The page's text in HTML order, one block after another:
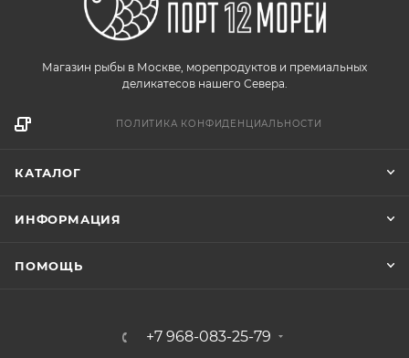
Магазин рыбы в Москве, морепродуктов и премиальных
деликатесов нашего Севера.
ПОЛИТИКА КОНФИДЕНЦИАЛЬНОСТИ
КАТАЛОГ
ИНФОРМАЦИЯ
ПОМОЩЬ
+7 968-083-25-79